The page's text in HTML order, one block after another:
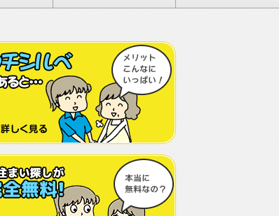
全無料の理由
相談の流れ
ト
ついて
老人ホームの種類が複雑でわからな
い・・
どんな人が入居しているの？
希望してもなかなか入れないのでは？
体調や病状が悪化しても最後まで住め
ますか？